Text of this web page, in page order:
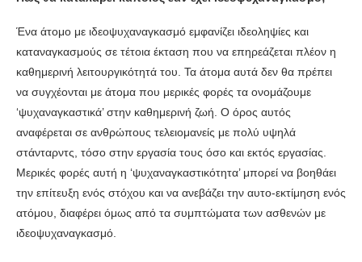
Ένα άτομο με ιδεοψυχαναγκασμό εμφανίζει ιδεοληψίες και
καταναγκασμούς σε τέτοια έκταση που να επηρεάζεται πλέον η
καθημερινή λειτουργικότητά του. Τα άτομα αυτά δεν θα πρέπει
να συγχέονται με άτομα που μερικές φορές τα ονομάζουμε
‘ψυχαναγκαστικά’ στην καθημερινή ζωή. Ο όρος αυτός
αναφέρεται σε ανθρώπους τελειομανείς με πολύ υψηλά
στάνταρντς, τόσο στην εργασία τους όσο και εκτός εργασίας.
Μερικές φορές αυτή η ‘ψυχαναγκαστικότητα’ μπορεί να βοηθάει
την επίτευξη ενός στόχου και να ανεβάζει την αυτο-εκτίμηση ενός
ατόμου, διαφέρει όμως από τα συμπτώματα των ασθενών με
ιδεοψυχαναγκασμό.